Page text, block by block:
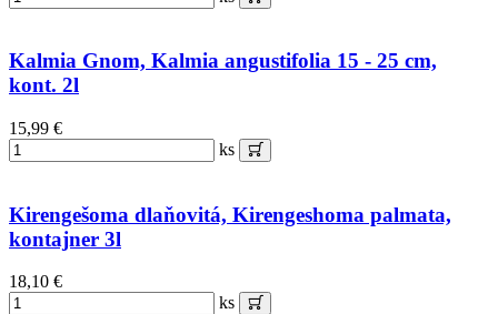
Kalmia Gnom, Kalmia angustifolia 15 - 25 cm,
kont. 2l
15,99 €
ks
Kirengešoma dlaňovitá, Kirengeshoma palmata,
kontajner 3l
18,10 €
ks